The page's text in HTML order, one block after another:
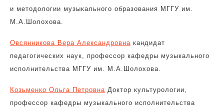
и методологии музыкального образования МГГУ им.
М.А.Шолохова.
Овсянникова Вера Александровна кандидат
педагогических наук, профессор кафедры музыкального
исполнительства МГГУ им. М.А.Шолохова.
Козьменко Ольга Петровна Доктор культурологии,
профессор кафедры музыкального исполнительства